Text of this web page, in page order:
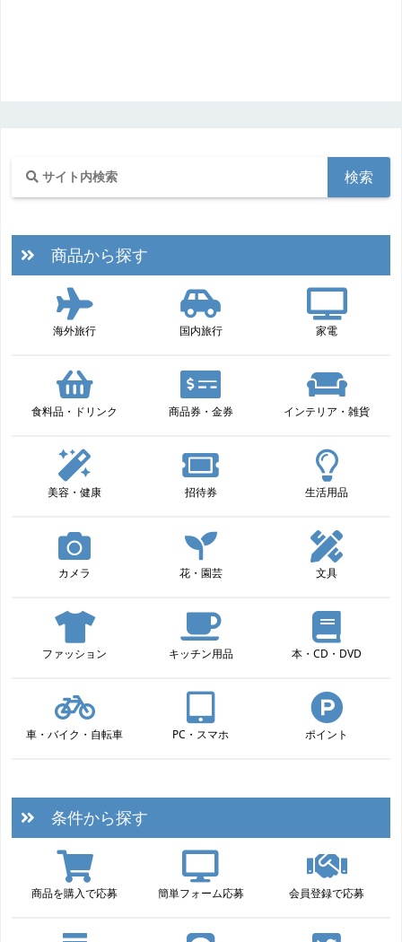
商品から探す
海外旅行 国内旅行 家電
食料品・ドリンク 商品券・金券 インテリア・雑貨
美容・健康 招待券 生活用品
カメラ 花・園芸 文具
ファッション キッチン用品 本・CD・DVD
車・バイク・自転車 PC・スマホ ポイント
条件から探す
商品を購入で応募 簡単フォーム応募 会員登録で応募